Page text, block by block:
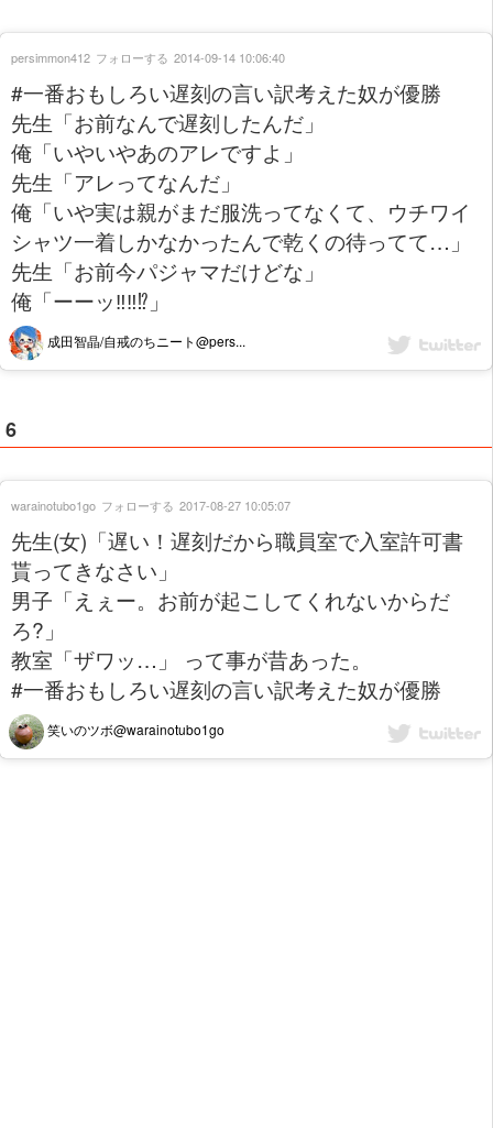
#一番おもしろい遅刻の言い訳考えた奴が優勝
先生「お前なんで遅刻したんだ」
俺「いやいやあのアレですよ」
先生「アレってなんだ」
俺「いや実は親がまだ服洗ってなくて、ウチワイ
シャツ一着しかなかったんで乾くの待ってて…」
先生「お前今パジャマだけどな」
俺「ーーッ‼︎‼︎⁉︎」
成田智晶/自戒のちニート@pers...
persimmon412 フォローする 2014-09-14 10:06:40
6
先生(女)「遅い！遅刻だから職員室で入室許可書
貰ってきなさい」
男子「えぇー。お前が起こしてくれないからだ
ろ?」
教室「ザワッ…」 って事が昔あった。
#一番おもしろい遅刻の言い訳考えた奴が優勝
笑いのツボ@warainotubo1go
warainotubo1go フォローする 2017-08-27 10:05:07